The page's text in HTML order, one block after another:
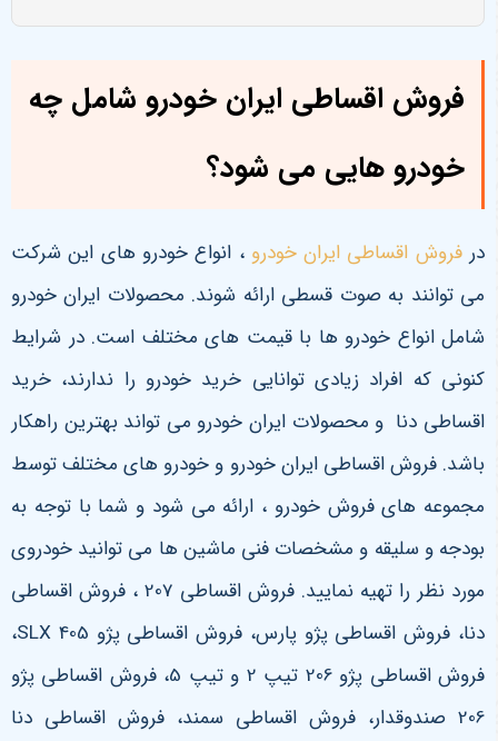
فروش اقساطی ایران خودرو شامل چه
خودرو هایی می شود؟
درفروش اقساطی ایران خودرو ، انواع خودرو های این شرکت
می توانند به صوت قسطی ارائه شوند. محصولات ایران خودرو
شامل انواع خودرو ها با قیمت های مختلف است. در شرایط
کنونی که افراد زیادی توانایی خرید خودرو را ندارند، خرید
اقساطی دنا و محصولات ایران خودرو می تواند بهترین راهکار
باشد. فروش اقساطی ایران خودرو و خودرو های مختلف توسط
مجموعه های فروش خودرو ، ارائه می شود و شما با توجه به
بودجه و سلیقه و مشخصات فنی ماشین ها می توانید خودروی
مورد نظر را تهیه نمایید. فروش اقساطی 207 ، فروش اقساطی
دنا، فروش اقساطی پژو پارس، فروش اقساطی پژو 405
،
فروش اقساطی پژو 206 تیپ 2 و تیپ 5، فروش اقساطی پژو
206 صندوقدار، فروش اقساطی سمند، فروش اقساطی دنا